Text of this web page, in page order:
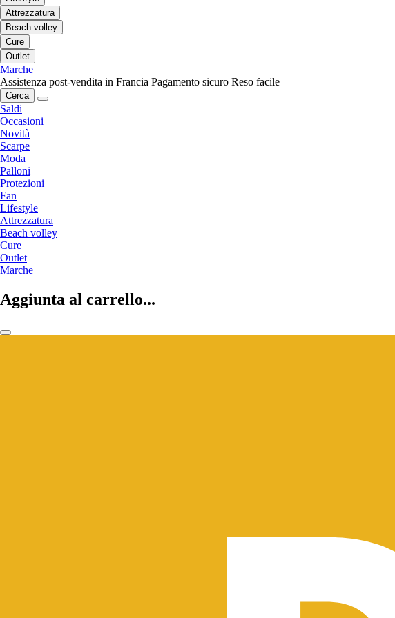
Attrezzatura
Beach volley
Cure
Outlet
Marche
Assistenza post-vendita in Francia Pagamento sicuro Reso facile
Cerca
Saldi
Occasioni
Novità
Scarpe
Moda
Palloni
Protezioni
Fan
Lifestyle
Attrezzatura
Beach volley
Cure
Outlet
Marche
Aggiunta al carrello...